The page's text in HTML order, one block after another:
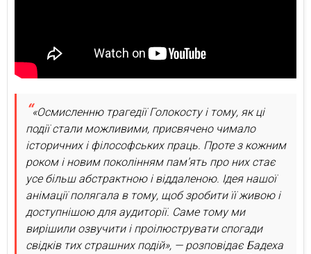
«Осмисленню трагедії Голокосту і тому, як ці
події стали можливими, присвячено чимало
історичних і філософських праць. Проте з кожним
роком і новим поколінням памʼять про них стає
усе більш абстрактною і віддаленою. Ідея нашої
анімації полягала в тому, щоб зробити її живою і
доступнішою для аудиторії. Саме тому ми
вирішили озвучити і проілюструвати спогади
свідків тих страшних подій», — розповідає Бадеха